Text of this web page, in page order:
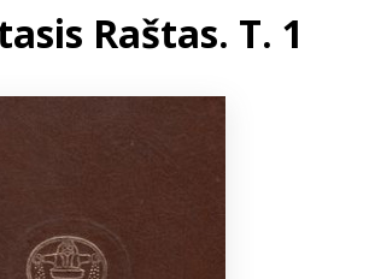
Raštas. T. 1